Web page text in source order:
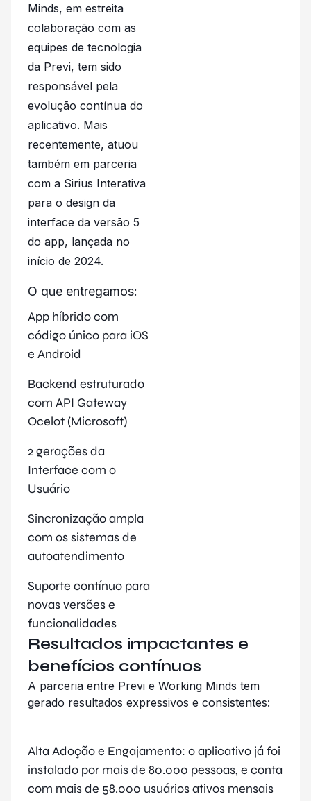
Minds, em estreita
colaboração com as
equipes de tecnologia
da Previ, tem sido
responsável pela
evolução contínua do
aplicativo. Mais
recentemente, atuou
também em parceria
com a Sirius Interativa
para o design da
interface da versão 5
do app, lançada no
início de 2024.
O que entregamos:
App híbrido com
código único para iOS
e Android
Backend estruturado
com API Gateway
Ocelot (Microsoft)
2 gerações da
Interface com o
Usuário
Sincronização ampla
com os sistemas de
autoatendimento
Suporte contínuo para
novas versões e
funcionalidades
Resultados impactantes e
benefícios contínuos
A parceria entre Previ e Working Minds tem
gerado resultados expressivos e consistentes:
Alta Adoção e Engajamento: o aplicativo já foi
instalado por mais de 80.000 pessoas, e conta
com mais de 58.000 usuários ativos mensais